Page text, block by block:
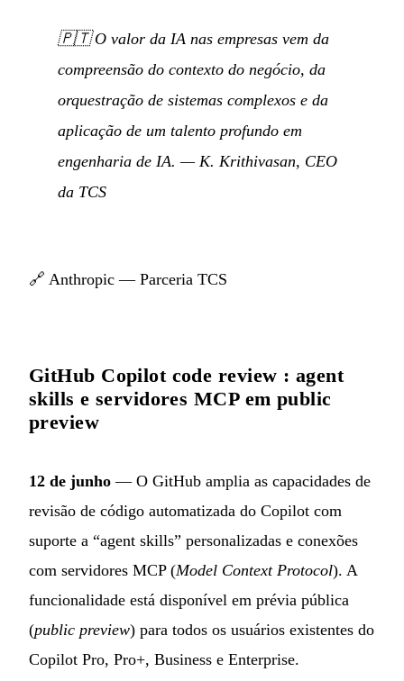
🇵🇹O valor da IA nas empresas vem da
compreensão do contexto do negócio, da
orquestração de sistemas complexos e da
aplicação de um talento profundo em
engenharia de IA. — K. Krithivasan, CEO
da TCS
🔗 Anthropic — Parceria TCS
GitHub Copilot code review : agent
skills e servidores MCP em public
preview
12 de junho — O GitHub amplia as capacidades de
revisão de código automatizada do Copilot com
suporte a “agent skills” personalizadas e conexões
com servidores MCP (Model Context Protocol). A
funcionalidade está disponível em prévia pública
(public preview) para todos os usuários existentes do
Copilot Pro, Pro+, Business e Enterprise.